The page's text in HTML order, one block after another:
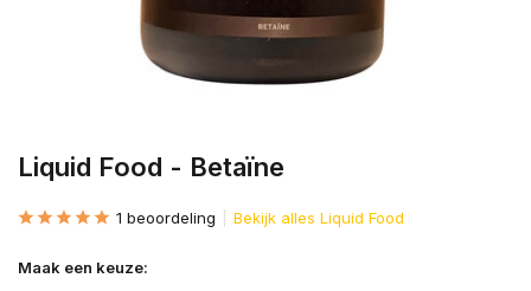
Liquid Food - Betaïne
1 beoordeling Bekijk alles Liquid Food
Maak een keuze: